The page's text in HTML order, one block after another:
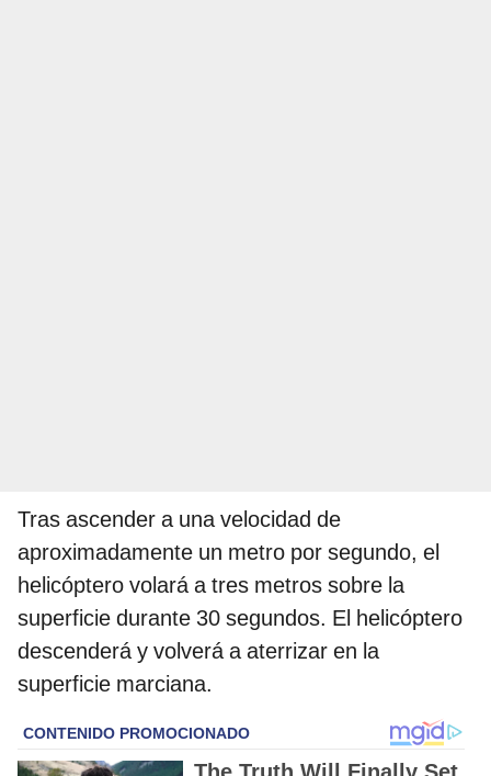
Tras ascender a una velocidad de
aproximadamente un metro por segundo, el
helicóptero volará a tres metros sobre la
superficie durante 30 segundos. El helicóptero
descenderá y volverá a aterrizar en la
superficie marciana.